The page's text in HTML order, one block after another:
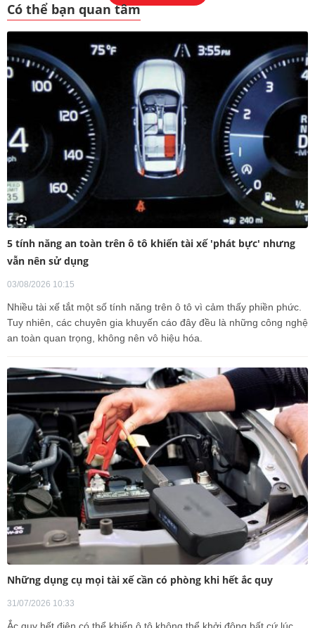
Có thể bạn quan tâm
5 tính năng an toàn trên ô tô khiến tài xế 'phát bực' nhưng
vẫn nên sử dụng
03/08/2026 10:15
Nhiều tài xế tắt một số tính năng trên ô tô vì cảm thấy phiền phức.
Tuy nhiên, các chuyên gia khuyến cáo đây đều là những công nghệ
an toàn quan trọng, không nên vô hiệu hóa.
Những dụng cụ mọi tài xế cần có phòng khi hết ắc quy
31/07/2026 10:33